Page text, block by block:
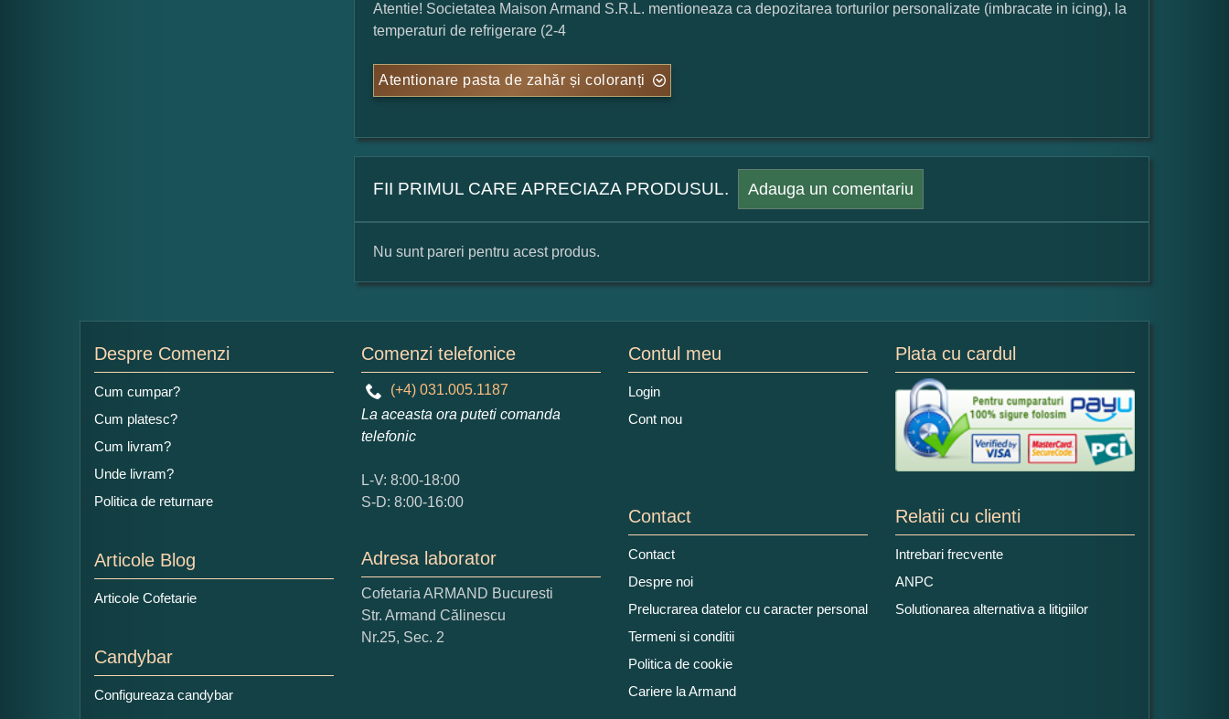
Atentie! Societatea Maison Armand S.R.L. mentioneaza ca depozitarea torturilor personalizate (imbracate in icing), la
temperaturi de refrigerare (2-4
Atentionare pasta de zahăr și coloranți
FII PRIMUL CARE APRECIAZA PRODUSUL. Adauga un comentariu
Numele dumneavoastra:
Adaugati o parere despre acest produs:
Ce nota acordati acestui produs?
1 2 3 4
Nu tocmai bun
Nu sunt pareri pentru acest produs.
Despre Comenzi
Cum cumpar?
Cum platesc?
Cum livram?
Unde livram?
Politica de returnare
Articole Blog
Articole Cofetarie
Candybar
Configureaza candybar
Comenzi telefonice
(+4) 031.005.1187
La aceasta ora puteti comanda
telefonic
L-V: 8:00-18:00
S-D: 8:00-16:00
Adresa laborator
Cofetaria ARMAND Bucuresti
Str. Armand Călinescu
Nr.25, Sec. 2
Contul meu
Login
Cont nou
Plata cu cardul
Contact
Contact
Despre noi
Prelucrarea datelor cu caracter personal
Termeni si conditii
Politica de cookie
Cariere la Armand
Relatii cu clienti
Intrebari frecvente
ANPC
Solutionarea alternativa a litigiilor